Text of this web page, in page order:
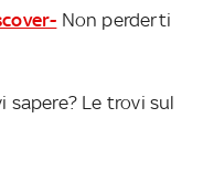
Non perderti
sapere? Le trovi sul